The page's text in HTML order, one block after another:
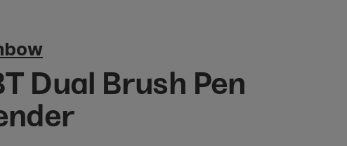
Dual Brush Pen